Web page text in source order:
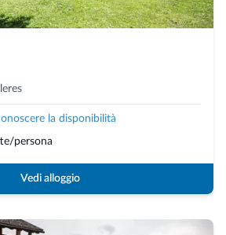
la disponibilità
persona
Vedi alloggio